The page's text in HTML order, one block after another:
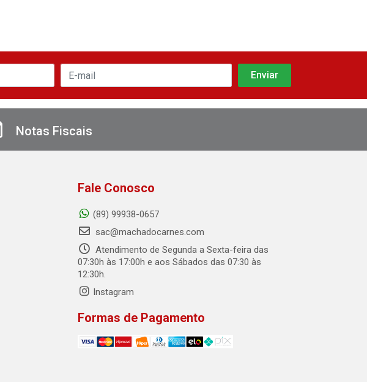
Notas Fiscais
Fale Conosco
(89) 99938-0657
sac@machadocarnes.com
Atendimento de Segunda a Sexta-feira das
07:30h às 17:00h e aos Sábados das 07:30 às
12:30h.
Instagram
Formas de Pagamento